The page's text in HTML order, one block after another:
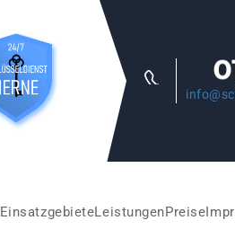
EinsatzgebieteLeistungenPreise